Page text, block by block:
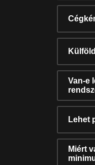
Van-e
Lehet
Miért